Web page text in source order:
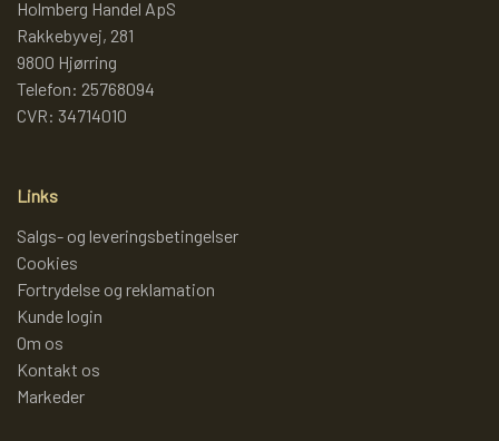
PULL BACK INDUSTRIMASKINER OG
TEAKTRÆ
Holmberg Handel ApS
Rakkebyvej, 281
9800 Hjørring
Telefon: 25768094
CVR: 34714010
Links
Salgs- og leveringsbetingelser
Cookies
Fortrydelse og reklamation
Kunde login
Om os
Kontakt os
Markeder